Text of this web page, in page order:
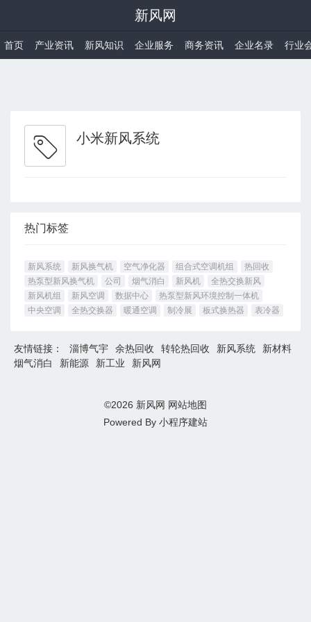
新风网
首页 产业资讯 新风知识 企业服务 商务资讯 企业名录 行业
小米新风系统
热门标签
新风系统 新风换气机 空气净化器 组合式空调机组
热回收
热泵型新风换气机
公司 烟气消白 新风机
全热交换新风
新风机组
新风空调 数据中心
热泵型新风环境控制一体机
中央空调
全热交换器 暖通空调 制冷展 板式换热器 表冷器
友情链接： 淄博气宇 余热回收 转轮热回收 新风系统
新材料
烟气消白
新能源 新工业 新风网
©2026 新风网 网站地图
Powered By 小程序建站